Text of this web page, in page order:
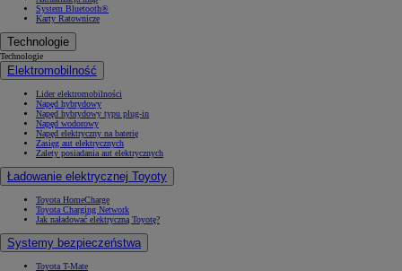
System Bluetooth®
Karty Ratownicze
Technologie
Technologie
Elektromobilność
Lider elektromobilności
Napęd hybrydowy
Napęd hybrydowy typu plug-in
Napęd wodorowy
Napęd elektryczny na baterię
Zasięg aut elektrycznych
Zalety posiadania aut elektrycznych
Ładowanie elektrycznej Toyoty
Toyota HomeCharge
Toyota Charging Network
Jak naładować elektryczną Toyotę?
Systemy bezpieczeństwa
Toyota T-Mate